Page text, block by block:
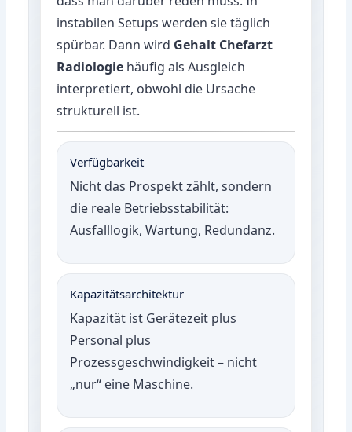
instabilen Setups werden sie täglich
spürbar. Dann wird Gehalt Chefarzt
Radiologie häufig als Ausgleich
interpretiert, obwohl die Ursache
strukturell ist.
Verfügbarkeit
Nicht das Prospekt zählt, sondern
die reale Betriebsstabilität:
Ausfalllogik, Wartung, Redundanz.
Kapazitätsarchitektur
Kapazität ist Gerätezeit plus
Personal plus
Prozessgeschwindigkeit – nicht
„nur“ eine Maschine.